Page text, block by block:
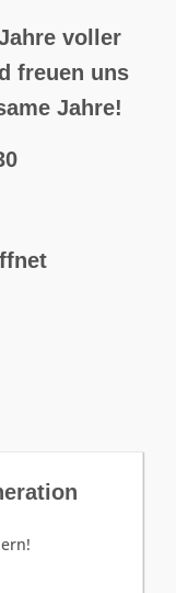
voller
freuen uns
Jahre!